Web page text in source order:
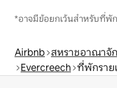
*อาจมีข้อยกเว้นสำหรับที่พั
Airbnb สหราชอาณาจั
Evercreech ที่พักราย